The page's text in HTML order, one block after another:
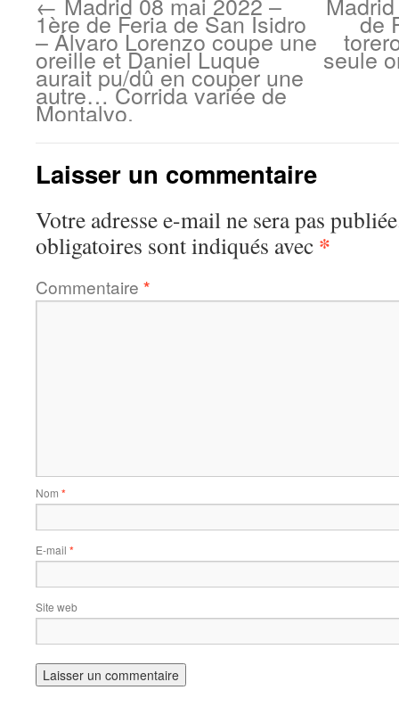
1ère de Feria de San Isidro
– Álvaro Lorenzo coupe une
oreille et Daniel Luque
aurait pu/dû en couper une
autre… Corrida variée de
Montalvo.
de
seule
Laisser un commentaire
Votre adresse e-mail ne sera pas
obligatoires sont indiqués avec *
Commentaire *
Nom *
E-mail *
Site web